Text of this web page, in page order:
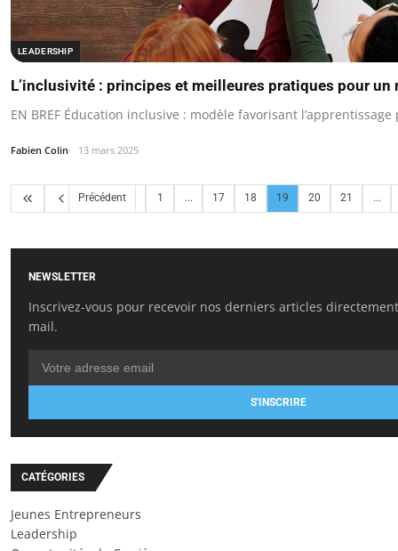
LEADERSHIP
L’inclusivité : principes et meilleures pratiques pour
EN BREF Éducation inclusive : modèle favorisant
Fabien Colin 13 mars 2025
Précédent 1 ... 17 18 19 20 21 ...
NEWSLETTER
Inscrivez-vous pour recevoir nos derniers articles
mail.
S'INSCRIRE
CATÉGORIES
Jeunes Entrepreneurs
Leadership